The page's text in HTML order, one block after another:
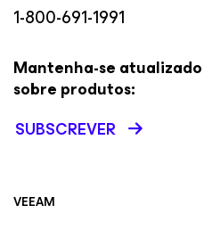
1-800-691-1991
Mantenha-se
sobre produtos:
SUBSCREVER
VEEAM